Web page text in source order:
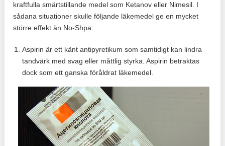
kraftfulla smärtstillande medel som Ketanov eller Nimesil. I
sådana situationer skulle följande läkemedel ge en mycket
större effekt än No-Shpa:
Aspirin är ett känt antipyretikum som samtidigt kan lindra
tandvärk med svag eller måttlig styrka. Aspirin betraktas
dock som ett ganska föråldrat läkemedel.